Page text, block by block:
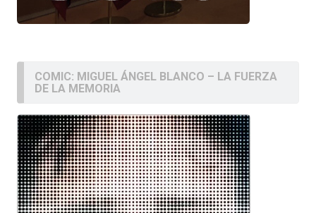
COMIC: MIGUEL ÁNGEL BLANCO – LA FUERZA
DE LA MEMORIA